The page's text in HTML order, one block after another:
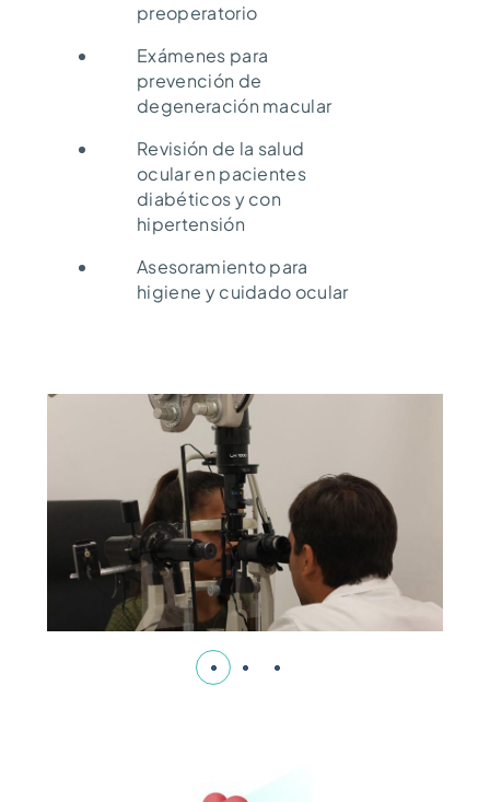
preoperatorio
Exámenes para
prevención de
degeneración macular
Revisión de la salud
ocular en pacientes
diabéticos y con
hipertensión
Asesoramiento para
higiene y cuidado ocular